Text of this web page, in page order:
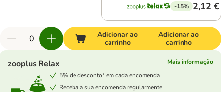
-15% 2,12 €
Adicionar ao
carrinho
Adicionar ao
carrinho
zooplus Relax
Mais informação
5% de desconto* em cada encomenda
Receba a sua encomenda regularmente